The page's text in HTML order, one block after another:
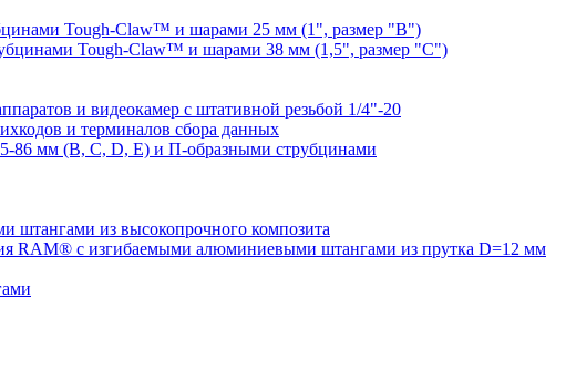
Tough-Claw™ и шарами 25 мм (1", размер "B")
Tough-Claw™ и шарами 38 мм (1,5", размер "C")
и видеокамер с штативной резьбой 1/4"-20
и терминалов сбора данных
86 мм (B, C, D, E) и П-образными струбцинами
из высокопрочного композита
RAM® с изгибаемыми алюминиевыми штангами из прутка D=12 мм